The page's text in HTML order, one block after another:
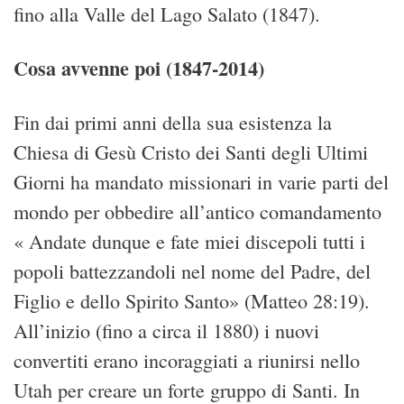
fino alla Valle del Lago Salato (1847).
Cosa avvenne poi (1847-2014)
Fin dai primi anni della sua esistenza la
Chiesa di Gesù Cristo dei Santi degli Ultimi
Giorni ha mandato missionari in varie parti del
mondo per obbedire all’antico comandamento
« Andate dunque e fate miei discepoli tutti i
popoli battezzandoli nel nome del Padre, del
Figlio e dello Spirito Santo» (Matteo 28:19).
All’inizio (fino a circa il 1880) i nuovi
convertiti erano incoraggiati a riunirsi nello
Utah per creare un forte gruppo di Santi. In